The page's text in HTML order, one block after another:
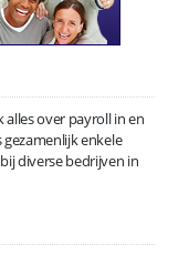
over payroll in en
enkele
diverse bedrijven in